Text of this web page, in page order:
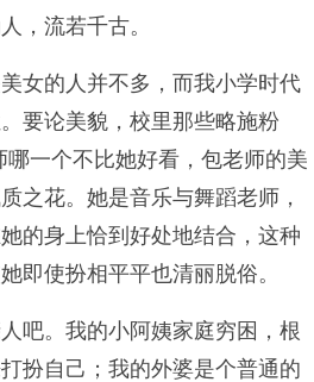
，流若千古。
的人并不多，而我小学时代
要论美貌，校里那些略施粉
一个不比她好看，包老师的美
之花。她是音乐与舞蹈老师，
的身上恰到好处地结合，这种
即使扮相平平也清丽脱俗。
。我的小阿姨家庭穷困，根
扮自己；我的外婆是个普通的